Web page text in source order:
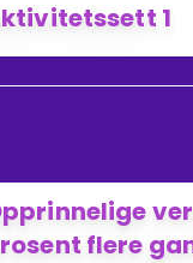
1
flere